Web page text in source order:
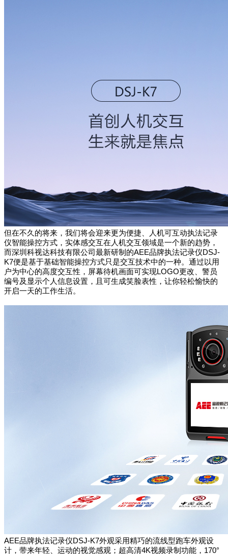
但在不久的将来，我们将会迎来更为便捷、人机可互动执法记录
仪智能操控方式，实体感交互在人机交互领域是一个新的趋势，
而深圳科视达科技有限公司最新研制的AEE品牌执法记录仪DSJ-
K7便是基于基础智能操控方式只是交互技术中的一种。通过以 用
户为中心的高度交互性，屏幕待机画面可实现LOGO更改、警员
编号及显示个人信息设置，且可生成笑脸表性，让你轻松愉快的
开启一天的工作生活。
AEE品牌执法记录仪DSJ-K7外观采用精巧的流线型跑车外观设
计，带来年轻、运动的视觉感观；超高清4K视频录制功能，170°